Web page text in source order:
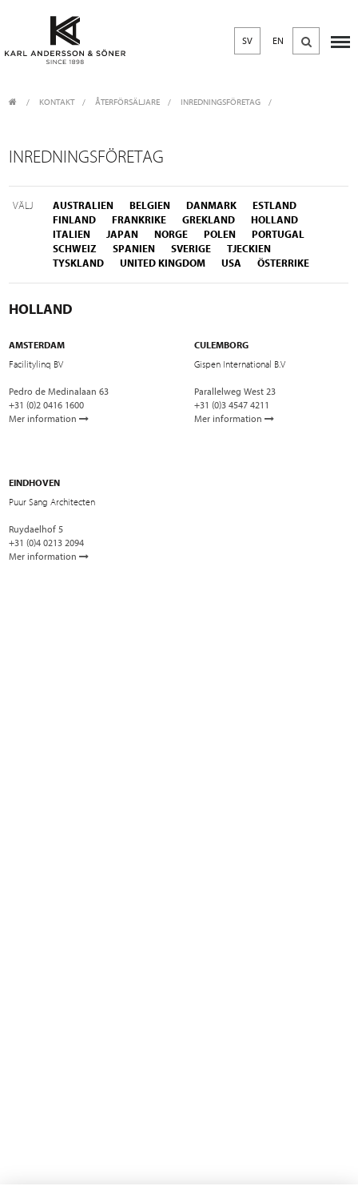
SV EN
KONTAKT / ÅTERFÖRSÄLJARE / INREDNINGSFÖRETAG
INREDNINGSFÖRETAG
VÄLJ AUSTRALIEN BELGIEN DANMARK
ESTLAND
FINLAND
FRANKRIKE GREKLAND
HOLLAND
ITALIEN
JAPAN NORGE POLEN
PORTUGAL
SCHWEIZ
SPANIEN SVERIGE
TJECKIEN
TYSKLAND
UNITED KINGDOM USA ÖSTERRIKE
HOLLAND
AMSTERDAM
Facilitylinq BV
Pedro de Medinalaan 63
+31 (0)2 0416 1600
Mer information
CULEMBORG
Gispen International B.V
Parallelweg West 23
+31 (0)3 4547 4211
Mer information
EINDHOVEN
Puur Sang Architecten
Ruydaelhof 5
+31 (0)4 0213 2094
Mer information